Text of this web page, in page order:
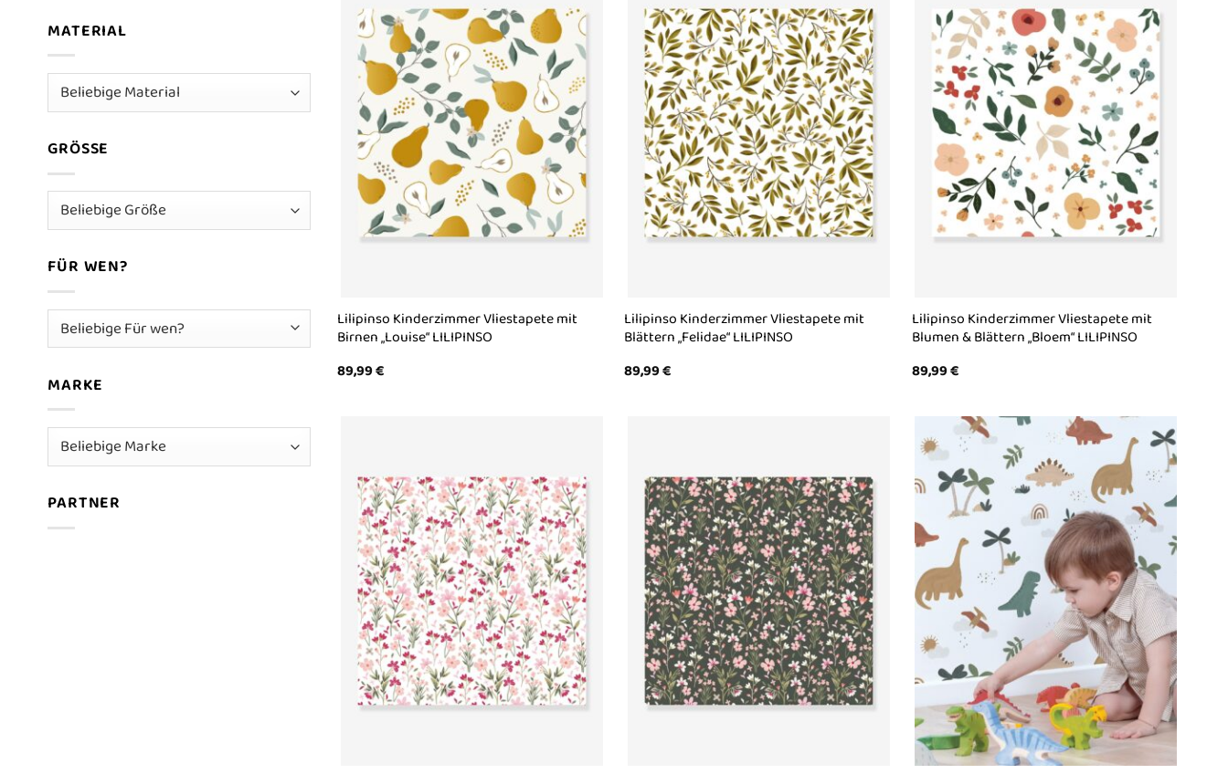
MATERIAL
GRÖSSE
FÜR WEN?
MARKE
PARTNER
Lilipinso Kinderzimmer Vliestapete mit
Birnen „Louise“ LILIPINSO
89,99€
Lilipinso Kinderzimmer Vliestapete mit
Blättern „Felidae“ LILIPINSO
89,99€
Lilipinso Kinderzimmer Vliestapete mit
Blumen & Blättern „Bloem“ LILIPINSO
89,99€